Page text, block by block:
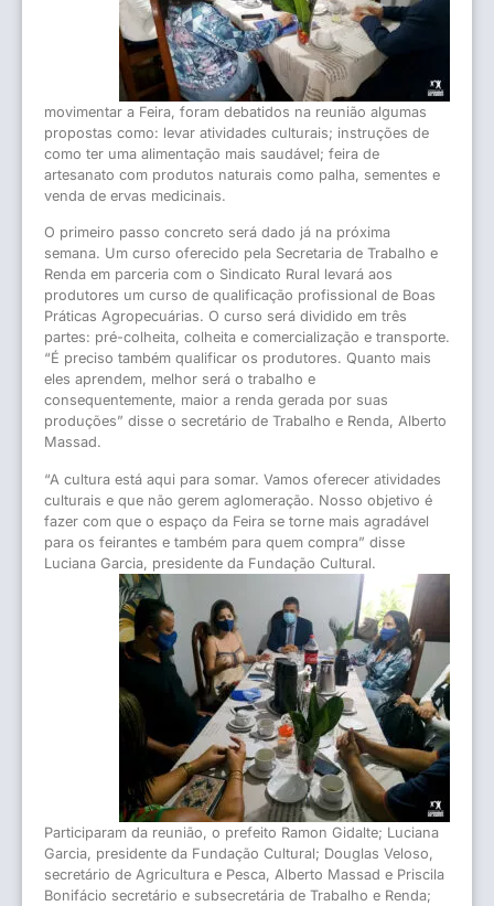
movimentar a Feira, foram debatidos na reunião algumas
propostas como: levar atividades culturais; instruções de
como ter uma alimentação mais saudável; feira de
artesanato com produtos naturais como palha, sementes e
venda de ervas medicinais.
O primeiro passo concreto será dado já na próxima
semana. Um curso oferecido pela Secretaria de Trabalho e
Renda em parceria com o Sindicato Rural levará aos
produtores um curso de qualificação profissional de Boas
Práticas Agropecuárias. O curso será dividido em três
partes: pré-colheita, colheita e comercialização e transporte.
“É preciso também qualificar os produtores. Quanto mais
eles aprendem, melhor será o trabalho e
consequentemente, maior a renda gerada por suas
produções” disse o secretário de Trabalho e Renda, Alberto
Massad.
“A cultura está aqui para somar. Vamos oferecer atividades
culturais e que não gerem aglomeração. Nosso objetivo é
fazer com que o espaço da Feira se torne mais agradável
para os feirantes e também para quem compra” disse
Luciana Garcia, presidente da Fundação Cultural.
Participaram da reunião, o prefeito Ramon Gidalte; Luciana
Garcia, presidente da Fundação Cultural; Douglas Veloso,
secretário de Agricultura e Pesca, Alberto Massad e Priscila
Bonifácio secretário e subsecretária de Trabalho e Renda;